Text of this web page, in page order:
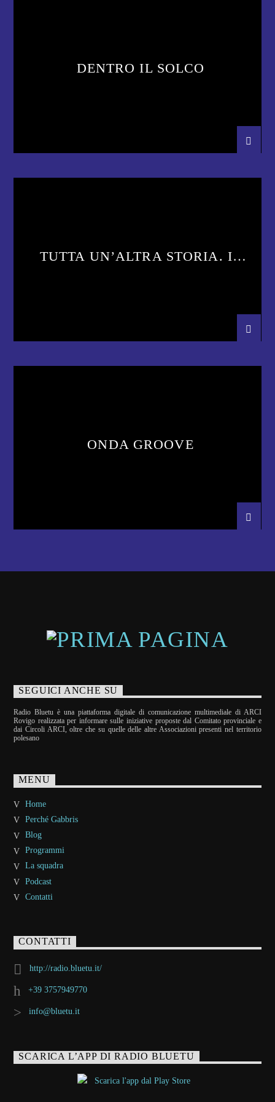
DENTRO IL SOLCO
TUTTA UN’ALTRA STORIA. IL
ONDA GROOVE
SEGUICI ANCHE SU
Radio Bluetu è una piattaforma digitale di comunicazione multimediale di ARCI
Rovigo realizzata per informare sulle iniziative proposte dal Comitato provinciale e
dai Circoli ARCI, oltre che su quelle delle altre Associazioni presenti nel territorio
polesano
MENU
Home
Perché Gabbris
Blog
Programmi
La squadra
Podcast
Contatti
CONTATTI
http://radio.bluetu.it/
+39 3757949770
info@bluetu.it
SCARICA L’APP DI RADIO BLUETU